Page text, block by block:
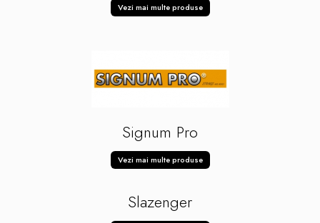
Vezi mai multe produse
Signum Pro
Vezi mai multe produse
Slazenger